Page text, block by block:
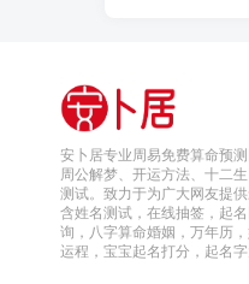
安卜居专业周易免费算命预测
周公解梦、开运方法、十二
测试。致力于为广大网友提
含姓名测试，在线抽签，起
询，八字算命婚姻，万年历
运程，宝宝起名打分，起名字